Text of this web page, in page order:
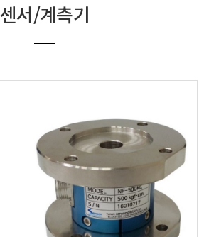
센서/계측기